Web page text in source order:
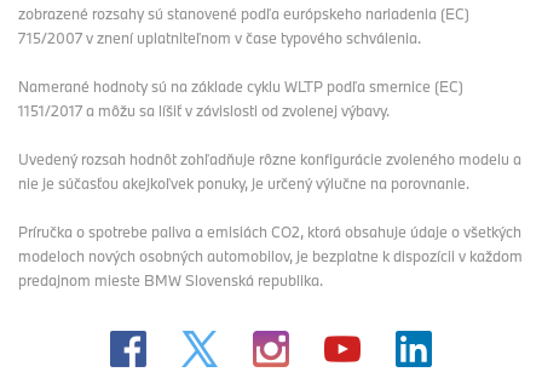
zobrazené rozsahy sú stanovené podľa európskeho nariadenia (EC)
715/2007 v znení uplatniteľnom v čase typového schválenia.
Namerané hodnoty sú na základe cyklu WLTP podľa smernice (EC)
1151/2017 a môžu sa líšiť v závislosti od zvolenej výbavy.
Uvedený rozsah hodnôt zohľadňuje rôzne konfigurácie zvoleného modelu a
nie je súčasťou akejkoľvek ponuky, je určený výlučne na porovnanie.
Príručka o spotrebe paliva a emisiách CO2, ktorá obsahuje údaje o všetkých
modeloch nových osobných automobilov, je bezplatne k dispozícii v každom
predajnom mieste BMW Slovenská republika.